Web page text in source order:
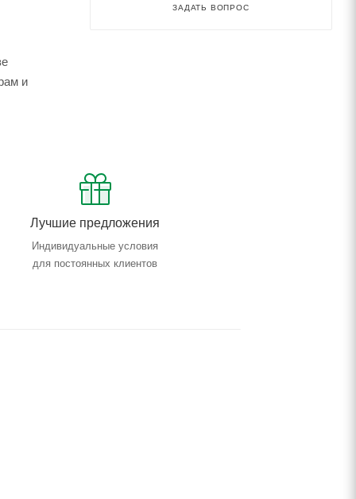
и
Лучшие предложения
Индивидуальные условия
для постоянных клиентов
ЗАДАТЬ ВОПРОС